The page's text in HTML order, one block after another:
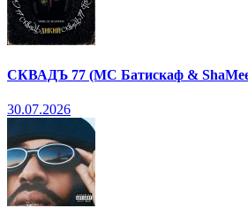
СКВАДЪ 77 (МС Батискаф &
30.07.2026